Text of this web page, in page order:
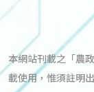
本網站刊載之「農
載使用，惟須註明出